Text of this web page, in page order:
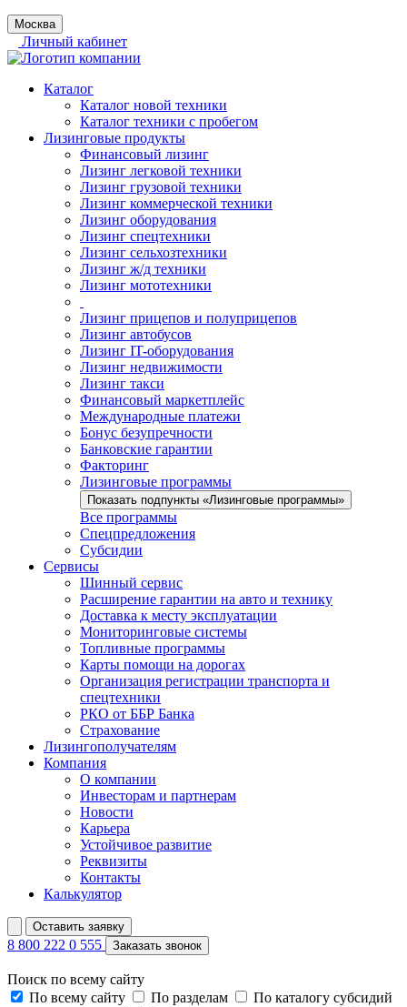
Москва
Личный кабинет
Каталог
Каталог новой техники
Каталог техники с пробегом
Лизинговые продукты
Финансовый лизинг
Лизинг легковой техники
Лизинг грузовой техники
Лизинг коммерческой техники
Лизинг оборудования
Лизинг спецтехники
Лизинг сельхозтехники
Лизинг ж/д техники
Лизинг мототехники
Лизинг прицепов и полуприцепов
Лизинг автобусов
Лизинг IT-оборудования
Лизинг недвижимости
Лизинг такси
Финансовый маркетплейс
Международные платежи
Бонус безупречности
Банковские гарантии
Факторинг
Лизинговые программы
Показать подпункты «Лизинговые программы»
Все программы
Спецпредложения
Субсидии
Сервисы
Шинный сервис
Расширение гарантии на авто и технику
Доставка к месту эксплуатации
Мониторинговые системы
Топливные программы
Карты помощи на дорогах
Организация регистрации транспорта и
спецтехники
РКО от ББР Банка
Страхование
Лизингополучателям
Компания
О компании
Инвесторам и партнерам
Новости
Карьера
Устойчивое развитие
Реквизиты
Контакты
Калькулятор
Оставить заявку
8 800 222 0 555 Заказать звонок
Поиск по всему сайту
По всему сайту
По разделам
По каталогу субсидий